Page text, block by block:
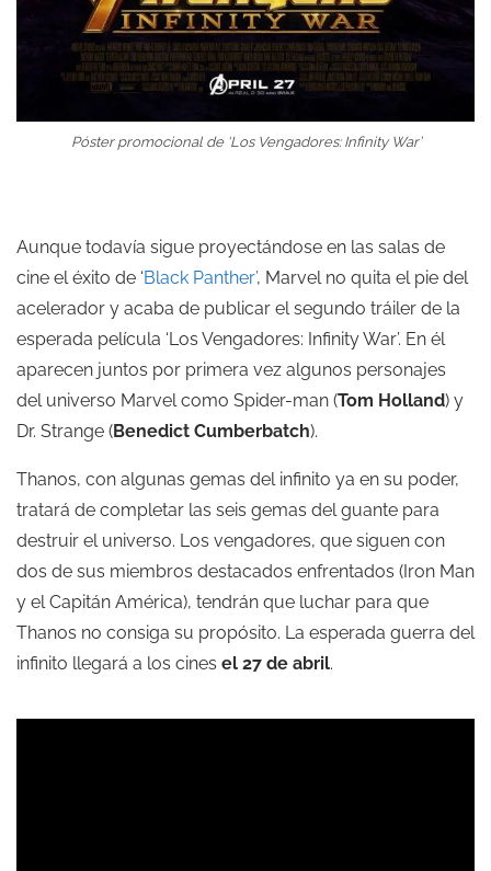
Póster promocional de ‘Los Vengadores: Infinity War’
Aunque todavía sigue proyectándose en las salas de
cine el éxito de ‘Black Panther’, Marvel no quita el pie del
acelerador y acaba de publicar el segundo tráiler de la
esperada película ‘Los Vengadores: Infinity War’. En él
aparecen juntos por primera vez algunos personajes
del universo Marvel como Spider-man (Tom Holland) y
Dr. Strange (Benedict Cumberbatch).
Thanos, con algunas gemas del infinito ya en su poder,
tratará de completar las seis gemas del guante para
destruir el universo. Los vengadores, que siguen con
dos de sus miembros destacados enfrentados (Iron Man
y el Capitán América), tendrán que luchar para que
Thanos no consiga su propósito. La esperada guerra del
infinito llegará a los cines el 27 de abril.